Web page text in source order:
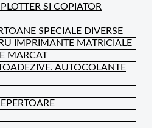
SI COPIATOR
SPECIALE DIVERSE
IMPRIMANTE MATRICIALE
MARCAT
AUTOCOLANTE